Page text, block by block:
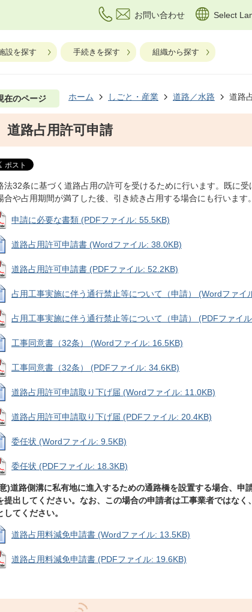
お問い合わせ Select
設を探す 手続きを探す 組織から探す
在のページ ホーム しごと・産業 道路／水路 道路
道路占用許可申請
法32条に基づく道路占用の許可を受けるために行います。既に
合や占用期間が満了した後、引き続き占用する場合にも行います。
申請に必要な書類 (PDFファイル: 55.5KB)
道路占用許可申請書 (Wordファイル: 38.0KB)
道路占用許可申請書 (PDFファイル: 52.2KB)
占用工事実施に伴う通行禁止等について（申請） (Wordファイ
占用工事実施に伴う通行禁止等について（申請） (PDFファイ
工事同意書（32条） (Wordファイル: 16.5KB)
工事同意書（32条） (PDFファイル: 34.6KB)
道路占用許可申請取り下げ届 (Wordファイル: 11.0KB)
道路占用許可申請取り下げ届 (PDFファイル: 20.4KB)
委任状 (Wordファイル: 9.5KB)
委任状 (PDFファイル: 18.3KB)
)道路側溝に私有地に進入するための通路橋を設置する場合、申
提出してください。なお、この場合の申請者は工事業者ではな
してください。
道路占用料減免申請書 (Wordファイル: 13.5KB)
道路占用料減免申請書 (PDFファイル: 19.6KB)